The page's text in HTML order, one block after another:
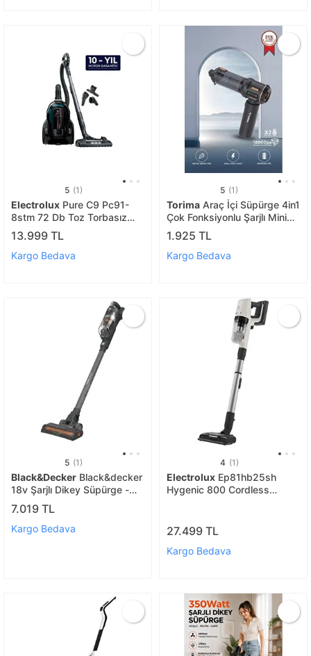
5 (1)
Electrolux Pure C9 Pc91-
8stm 72 Db Toz Torbasız
Led Başlıklı Elektrikli
Süpürge- 10 Yil Motor
Garantili
13.999 TL
Kargo Bedava
5 (1)
Torima Araç İçi Süpürge 4in1
Çok Fonksiyonlu Şarjlı Mini
Ev Kullanımı İçin El Süpürgesi
Lt100 Siyah
1.925 TL
Kargo Bedava
5 (1)
Black&Decker Black&decker
18v Şarjlı Dikey Süpürge -
Bhfea18d1-qw
7.019 TL
Kargo Bedava
4 (1)
Electrolux Ep81hb25sh
Hygenic 800 Cordless
27.499 TL
Kargo Bedava